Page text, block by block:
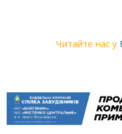
Читайте нас у